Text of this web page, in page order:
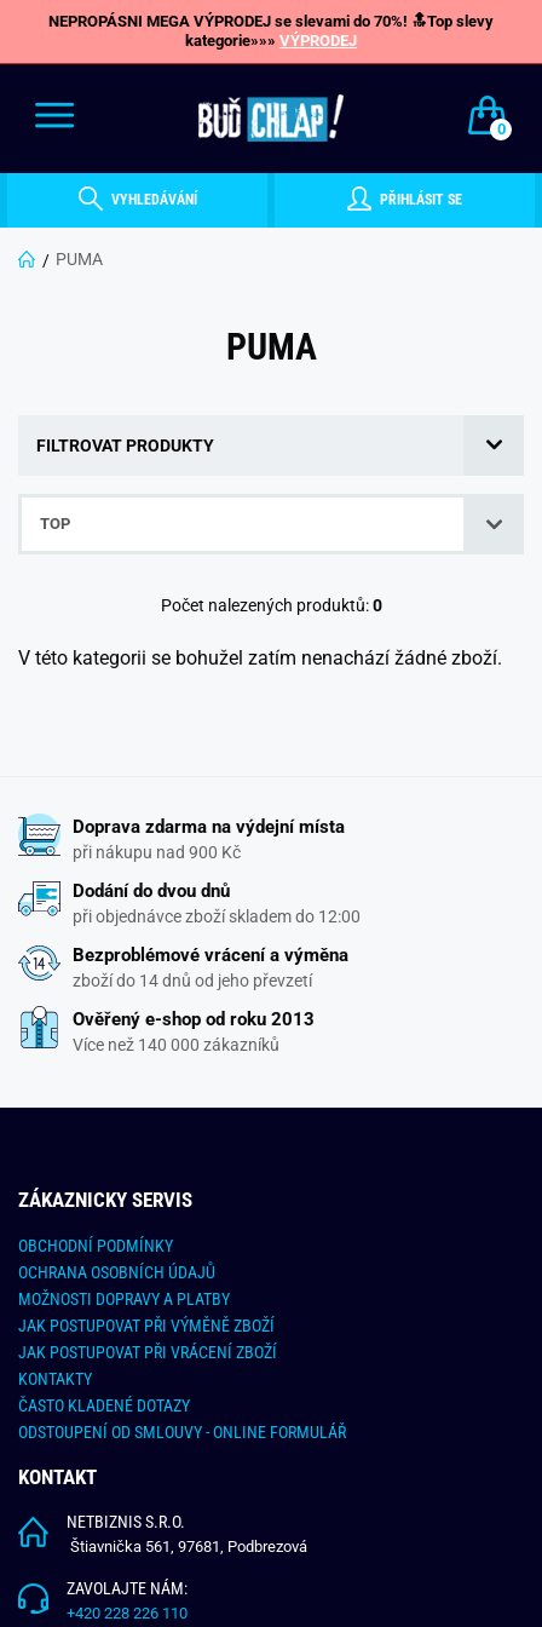
NEPROPÁSNI MEGA VÝPRODEJ se slevami do 70%! 🔝Top slevy
kategorie»»» VÝPRODEJ
0
VYHLEDÁVÁNÍ PŘIHLÁSIT SE
PUMA
PUMA
FILTROVAT PRODUKTY
TOP
Počet nalezených produktů:0
V této kategorii se bohužel zatím nenachází žádné zboží.
Doprava zdarma na výdejní místa
při nákupu nad 900 Kč
Dodání do dvou dnů
při objednávce zboží skladem do 12:00
Bezproblémové vrácení a výměna
zboží do 14 dnů od jeho převzetí
Ověřený e-shop od roku 2013
Více než 140 000 zákazníků
ZÁKAZNICKY SERVIS
OBCHODNÍ PODMÍNKY
OCHRANA OSOBNÍCH ÚDAJŮ
MOŽNOSTI DOPRAVY A PLATBY
JAK POSTUPOVAT PŘI VÝMĚNĚ ZBOŽÍ
JAK POSTUPOVAT PŘI VRÁCENÍ ZBOŽÍ
KONTAKTY
ČASTO KLADENÉ DOTAZY
ODSTOUPENÍ OD SMLOUVY - ONLINE FORMULÁŘ
KONTAKT
NETBIZNIS S.R.O.
Štiavnička 561, 97681, Podbrezová
ZAVOLAJTE NÁM:
+420 228 226 110